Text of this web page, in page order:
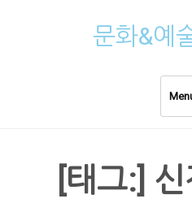
문화&예
[태그:]